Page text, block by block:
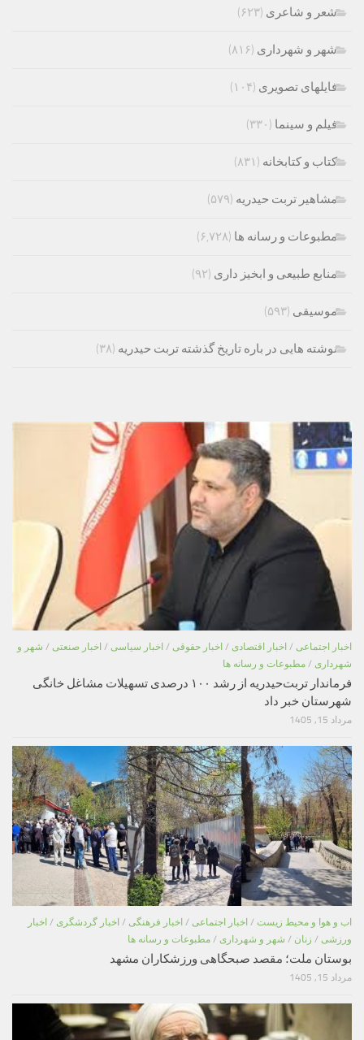
شعر و شاعری (۶۲۳)
شهر و شهرداری (۸۱۶)
فایلهای تصویری (۱۰۴)
فیلم و سینما (۳۳۰)
کتاب و کتابخانه (۸۳۱)
مشاهیر تربت حیدریه (۵۷۹)
مطبوعات و رسانه ها (۶,۷۲۸)
منابع طبیعی و ابخیز داری (۹۲)
موسیقی (۵۹۳)
نوشته هایی در باره تاریخ گذشته تربت حیدریه (۳۸)
اخبار اجتماعی / اخبار اقتصادی / اخبار حقوقی / اخبار سیاسی / اخبار صنعتی / شهر و
شهرداری / مطبوعات و رسانه ها
فرماندار تربت‌حیدریه از رشد ۱۰۰ درصدی تسهیلات مشاغل خانگی
شهرستان خبر داد
مرداد 15, 1405
اب و هوا و محیط زیست / اخبار اجتماعی / اخبار فرهنگی / اخبار گردشگری / اخبار
ورزشی / زنان / شهر و شهرداری / مطبوعات و رسانه ها
بوستان ملت؛ مقصد صبحگاهی ورزشکاران مشهد
مرداد 15, 1405